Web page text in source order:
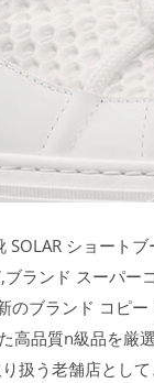
SOLAR ショートブ
ブランド スーパー
のブランド コピー
高品質n級品を厳
扱う老舗店とし